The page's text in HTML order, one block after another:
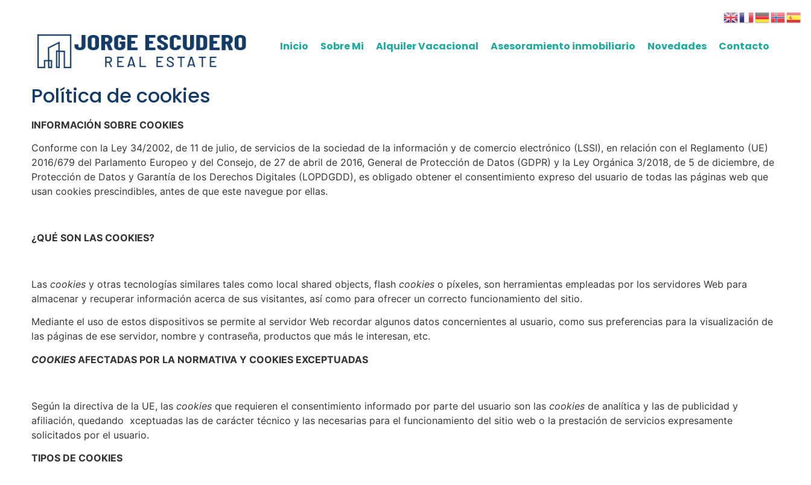
Inicio Sobre Mi Alquiler Vacacional Asesoramiento inmobiliario Novedades Contacto
Política de cookies
INFORMACIÓN SOBRE COOKIES
Conforme con la Ley 34/2002, de 11 de julio, de servicios de la sociedad de la información y de comercio electrónico (LSSI), en relación con el Reglamento (UE)
2016/679 del Parlamento Europeo y del Consejo, de 27 de abril de 2016, General de Protección de Datos (GDPR) y la Ley Orgánica 3/2018, de 5 de diciembre, de
Protección de Datos y Garantía de los Derechos Digitales (LOPDGDD), es obligado obtener el consentimiento expreso del usuario de todas las páginas web que
usan cookies prescindibles, antes de que este navegue por ellas.
¿QUÉ SON LAS COOKIES?
Las cookies y otras tecnologías similares tales como local shared objects, flash cookies o píxeles, son herramientas empleadas por los servidores Web para
almacenar y recuperar información acerca de sus visitantes, así como para ofrecer un correcto funcionamiento del sitio.
Mediante el uso de estos dispositivos se permite al servidor Web recordar algunos datos concernientes al usuario, como sus preferencias para la visualización de
las páginas de ese servidor, nombre y contraseña, productos que más le interesan, etc.
COOKIESAFECTADAS POR LA NORMATIVA Y COOKIES EXCEPTUADAS
Según la directiva de la UE, las cookies que requieren el consentimiento informado por parte del usuario son las cookies de analítica y las de publicidad y
afiliación, quedando xceptuadas las de carácter técnico y las necesarias para el funcionamiento del sitio web o la prestación de servicios expresamente
solicitados por el usuario.
TIPOS DE COOKIES